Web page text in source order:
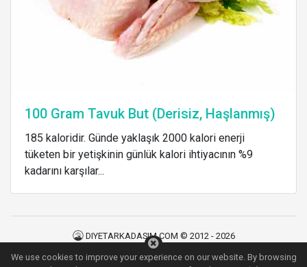
100 Gram Tavuk But (Derisiz, Haşlanmış)
185 kaloridir. Günde yaklaşık 2000 kalori enerji
tüketen bir yetişkinin günlük kalori ihtiyacının %9
kadarını karşılar...
DIYETARKADASIM.COM © 2012 - 2026
Kullanım Şartları
Gizlilik Politikası
İletişim
We use cookies to improve your experience on our website. By browsing